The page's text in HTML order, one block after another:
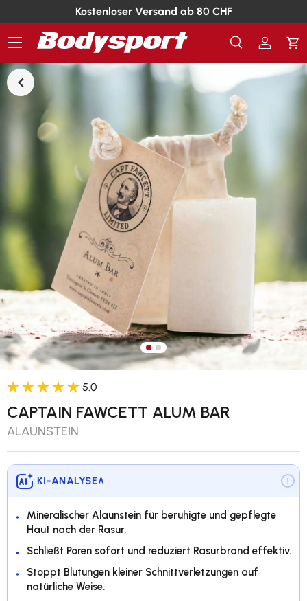
Kostenloser Versand ab 80 CHF
Suchen
Suchen
Suche
Menü
Bild 1 in Galerieansicht laden
Bild 2 in Galerieansicht
5.0
CAPTAIN FAWCETT ALUM BAR
ALAUNSTEIN
KI-ANALYSE∨ i
Mineralischer Alaunstein für beruhigte und gepflegte
Haut nach der Rasur.
Schließt Poren sofort und reduziert Rasurbrand effektiv.
Stoppt Blutungen kleiner Schnittverletzungen auf
natürliche Weise.